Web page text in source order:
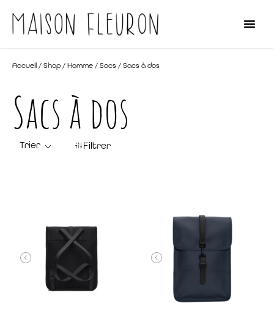
Accueil / Shop / Homme / Sacs / Sacs à dos
Sacs à dos
Filtrer